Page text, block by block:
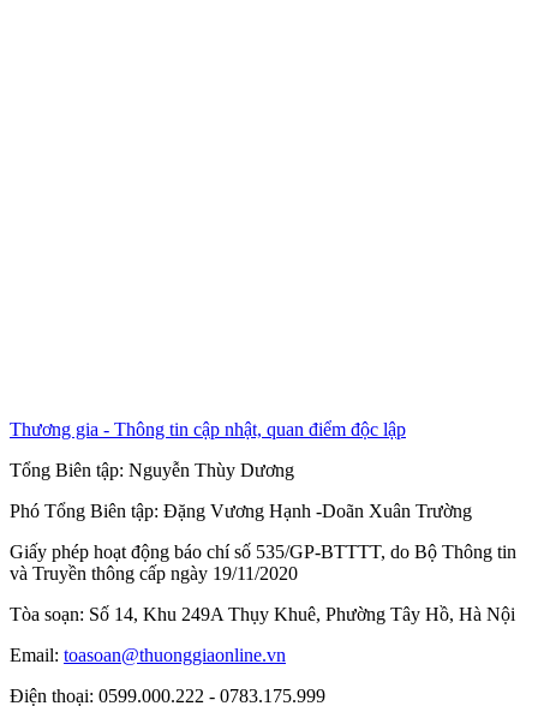
Thương gia - Thông tin cập nhật, quan điểm độc lập
Tổng Biên tập: Nguyễn Thùy Dương
Phó Tổng Biên tập: Đặng Vương Hạnh -Doãn Xuân Trường
Giấy phép hoạt động báo chí số 535/GP-BTTTT, do Bộ Thông tin
và Truyền thông cấp ngày 19/11/2020
Tòa soạn: Số 14, Khu 249A Thụy Khuê, Phường Tây Hồ, Hà Nội
Email: toasoan@thuonggiaonline.vn
Điện thoại: 0599.000.222 - 0783.175.999